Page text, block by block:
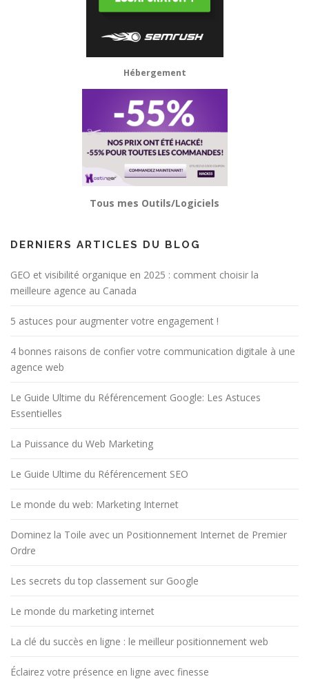
Hébergement
Tous mes Outils/Logiciels
DERNIERS ARTICLES DU BLOG
GEO et visibilité organique en 2025 : comment choisir la
meilleure agence au Canada
5 astuces pour augmenter votre engagement !
4 bonnes raisons de confier votre communication digitale à une
agence web
Le Guide Ultime du Référencement Google: Les Astuces
Essentielles
La Puissance du Web Marketing
Le Guide Ultime du Référencement SEO
Le monde du web: Marketing Internet
Dominez la Toile avec un Positionnement Internet de Premier
Ordre
Les secrets du top classement sur Google
Le monde du marketing internet
La clé du succès en ligne : le meilleur positionnement web
Éclairez votre présence en ligne avec finesse